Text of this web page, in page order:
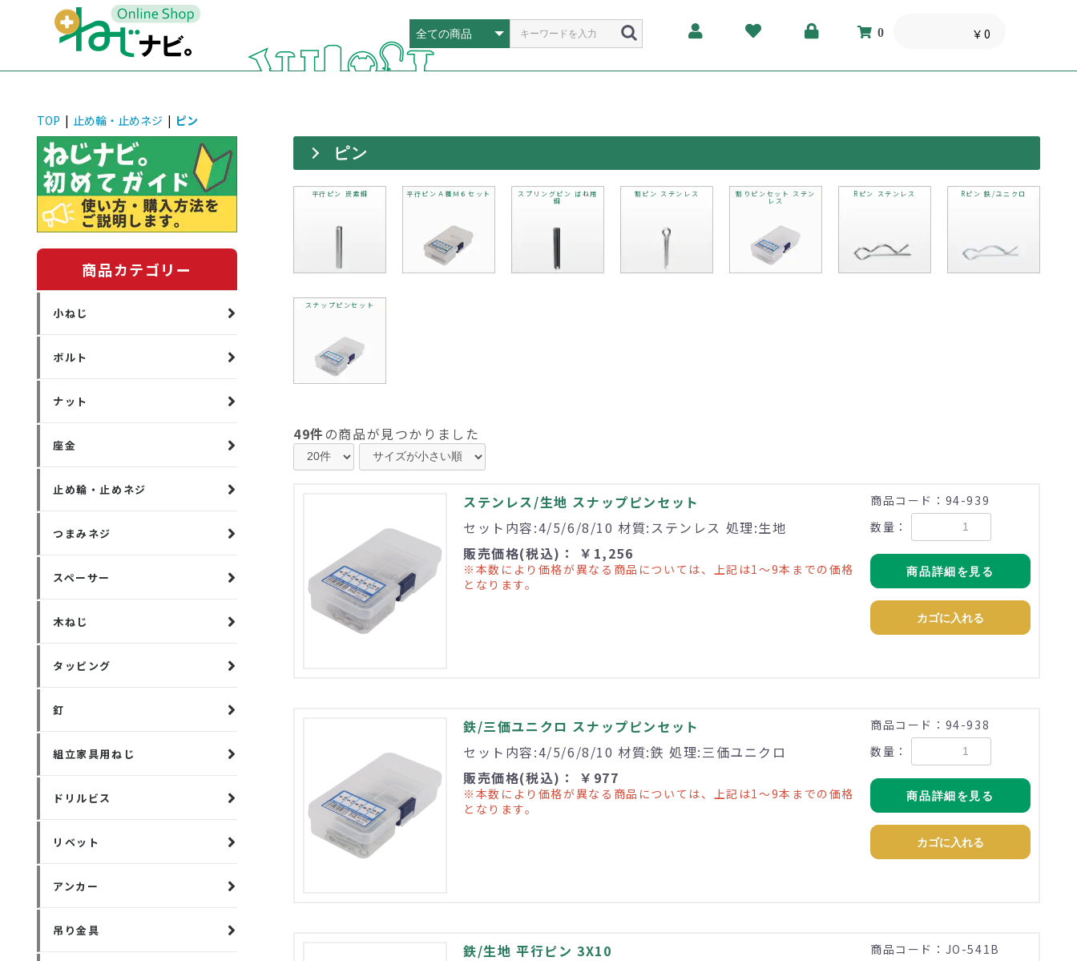
0 ￥0
TOP | 止め輪・止めネジ | ピン
商品カテゴリー
小ねじ
ボルト
ナット
座金
止め輪・止めネジ
つまみネジ
スペーサー
木ねじ
タッピング
釘
組立家具用ねじ
ドリルビス
リベット
アンカー
吊り金具
ピン
平行ピン 炭素鋼 平行ピンＡ種Ｍ６セット
スプリングピン ばね用
鋼
割ピン ステンレス
割りピンセット ステン
レス
Rピン ステンレス Rピン 鉄/ユニクロ
スナップピンセット
49件 の商品が見つかりました
ステンレス/生地 スナップピンセット
セット内容:4/5/6/8/10 材質:ステンレス 処理:生地
販売価格(税込)： ￥1,256
※本数により価格が異なる商品については、上記は1～9本までの価格
となります。
商品コード：94-939
数量：
商品詳細を見る
カゴに入れる
鉄/三価ユニクロ スナップピンセット
セット内容:4/5/6/8/10 材質:鉄 処理:三価ユニクロ
販売価格(税込)： ￥977
※本数により価格が異なる商品については、上記は1～9本までの価格
となります。
商品コード：94-938
数量：
商品詳細を見る
カゴに入れる
鉄/生地 平行ピン 3X10
商品コード：JO-541B